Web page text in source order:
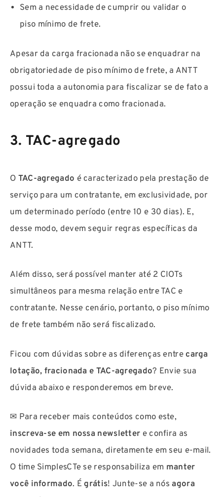
Sem a necessidade de cumprir ou validar o
piso mínimo de frete.
Apesar da carga fracionada não se enquadrar na
obrigatoriedade de piso mínimo de frete, a ANTT
possui toda a autonomia para fiscalizar se de fato a
operação se enquadra como fracionada.
3. TAC-agregado
O TAC-agregado é caracterizado pela prestação de
serviço para um contratante, em exclusividade, por
um determinado período (entre 10 e 30 dias). E,
desse modo, devem seguir regras específicas da
ANTT.
Além disso, será possível manter até 2 CIOTs
simultâneos para mesma relação entre TAC e
contratante. Nesse cenário, portanto, o piso mínimo
de frete também não será fiscalizado.
Ficou com dúvidas sobre as diferenças entre carga
lotação, fracionada e TAC-agregado? Envie sua
dúvida abaixo e responderemos em breve.
✉ Para receber mais conteúdos como este,
inscreva-se em nossa newsletter e confira as
novidades toda semana, diretamente em seu e-mail.
O time SimplesCTe se responsabiliza em manter
você informado. É grátis! Junte-se a nós agora